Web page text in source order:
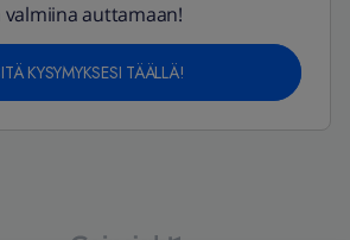
valmiina auttamaan!
KYSYMYKSESI TÄÄLLÄ!